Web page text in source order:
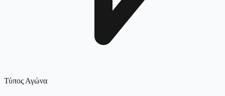
Τύπος Αγώνα